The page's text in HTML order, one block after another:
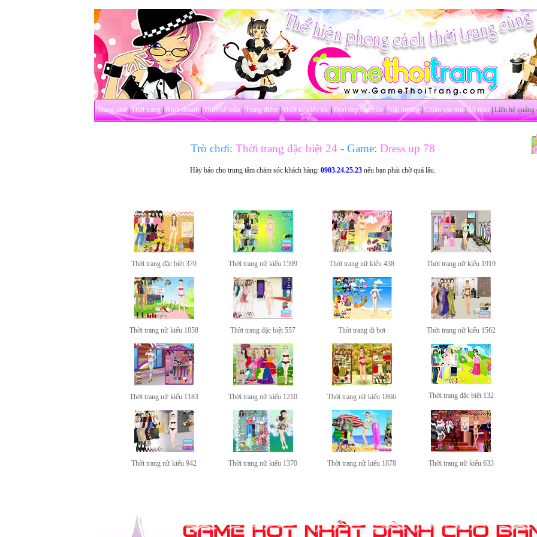
Trang chủ|Thời trang|Kinh doanh|Thiết kế mẫu|Trang điểm|Thiết kế kiểu tóc|Dọn dẹp nhà cửa|Nấu nướng|Chăm sóc thú|Tô màu|Liên hệ quảng
Trò chơi: Thời trang đặc biệt 24 - Game: Dress up 78
Hãy báo cho trung tâm chăm sóc khách hàng: 0903.24.25.23nếu bạn phải chờ quá lâu.
Thời trang đặc biệt 370 Thời trang nữ kiểu 1599 Thời trang nữ kiểu 438 Thời trang nữ kiểu 1919
Thời trang nữ kiểu 1858 Thời trang đặc biệt 557 Thời trang đi bơi Thời trang nữ kiểu 1562
Thời trang nữ kiểu 1183 Thời trang nữ kiểu 1210 Thời trang nữ kiểu 1866 Thời trang đặc biệt 132
Thời trang nữ kiểu 942 Thời trang nữ kiểu 1370 Thời trang nữ kiểu 1878 Thời trang nữ kiểu 633